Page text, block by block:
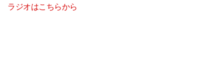
ラジオはこちらから